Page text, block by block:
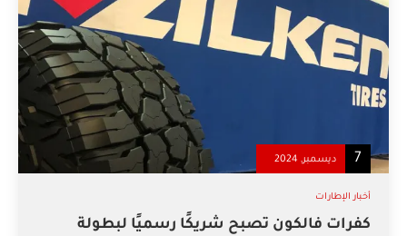
7 ديسمبر, 2024
أخبار الإطارات
كفرات فالكون تصبح شريكًا رسميًا لبطولة